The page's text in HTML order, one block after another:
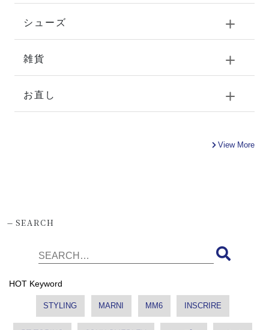
シューズ
雑貨
お直し
View More
-SEARCH
HOT Keyword
STYLING MARNI MM6 INSCRIRE